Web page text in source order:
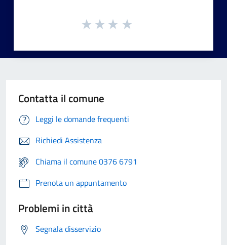
Contatta il comune
Leggi le domande frequenti
Richiedi Assistenza
Chiama il comune 0376 6791
Prenota un appuntamento
Problemi in città
Segnala disservizio